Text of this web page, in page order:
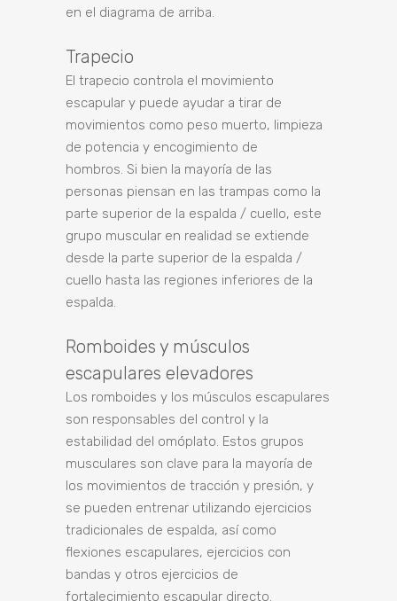
en el diagrama de arriba.
Trapecio
El trapecio controla el movimiento
escapular y puede ayudar a tirar de
movimientos como peso muerto, limpieza
de potencia y encogimiento de
hombros. Si bien la mayoría de las
personas piensan en las trampas como la
parte superior de la espalda / cuello, este
grupo muscular en realidad se extiende
desde la parte superior de la espalda /
cuello hasta las regiones inferiores de la
espalda.
Romboides y músculos
escapulares elevadores
Los romboides y los músculos escapulares
son responsables del control y la
estabilidad del omóplato. Estos grupos
musculares son clave para la mayoría de
los movimientos de tracción y presión, y
se pueden entrenar utilizando ejercicios
tradicionales de espalda, así como
flexiones escapulares, ejercicios con
bandas y otros ejercicios de
fortalecimiento escapular directo.